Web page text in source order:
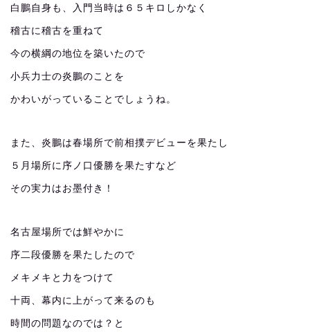
白鵬自身も、入門当時は６５キロしかなく
稽古に稽古を重ねて
今の横綱の地位を築いたので
小兵力士の炎鵬のことを
かわいがっていることでしょうね。
また、炎鵬は春場所で前相撲デビューを果たし
５月場所に序ノ口優勝を果たすなど
その実力はお墨付き！
名古屋場所では鮮やかに
序二段優勝を果たしたので
メキメキと力をつけて
十両、幕内に上がって来るのも
時間の問題なのでは？と